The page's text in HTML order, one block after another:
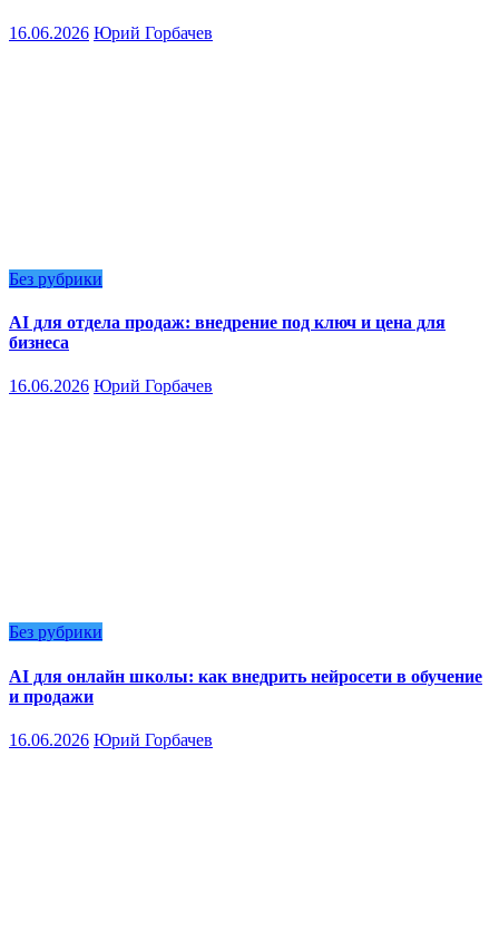
16.06.2026 Юрий Горбачев
Без рубрики
AI для отдела продаж: внедрение под ключ и цена для
бизнеса
16.06.2026 Юрий Горбачев
Без рубрики
AI для онлайн школы: как внедрить нейросети в обучение
и продажи
16.06.2026 Юрий Горбачев